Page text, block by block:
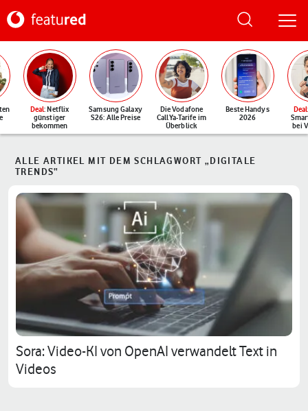
Deal: Netflix
günstiger
bekommen
Samsung Galaxy
S26: Alle Preise
Die Vodafone
CallYa-Tarife im
Überblick
Beste Handys
2026
Deal
bei
ALLE ARTIKEL MIT DEM SCHLAGWORT „DIGITALE
TRENDS“
Sora: Video-KI von OpenAI verwandelt Text in
Videos